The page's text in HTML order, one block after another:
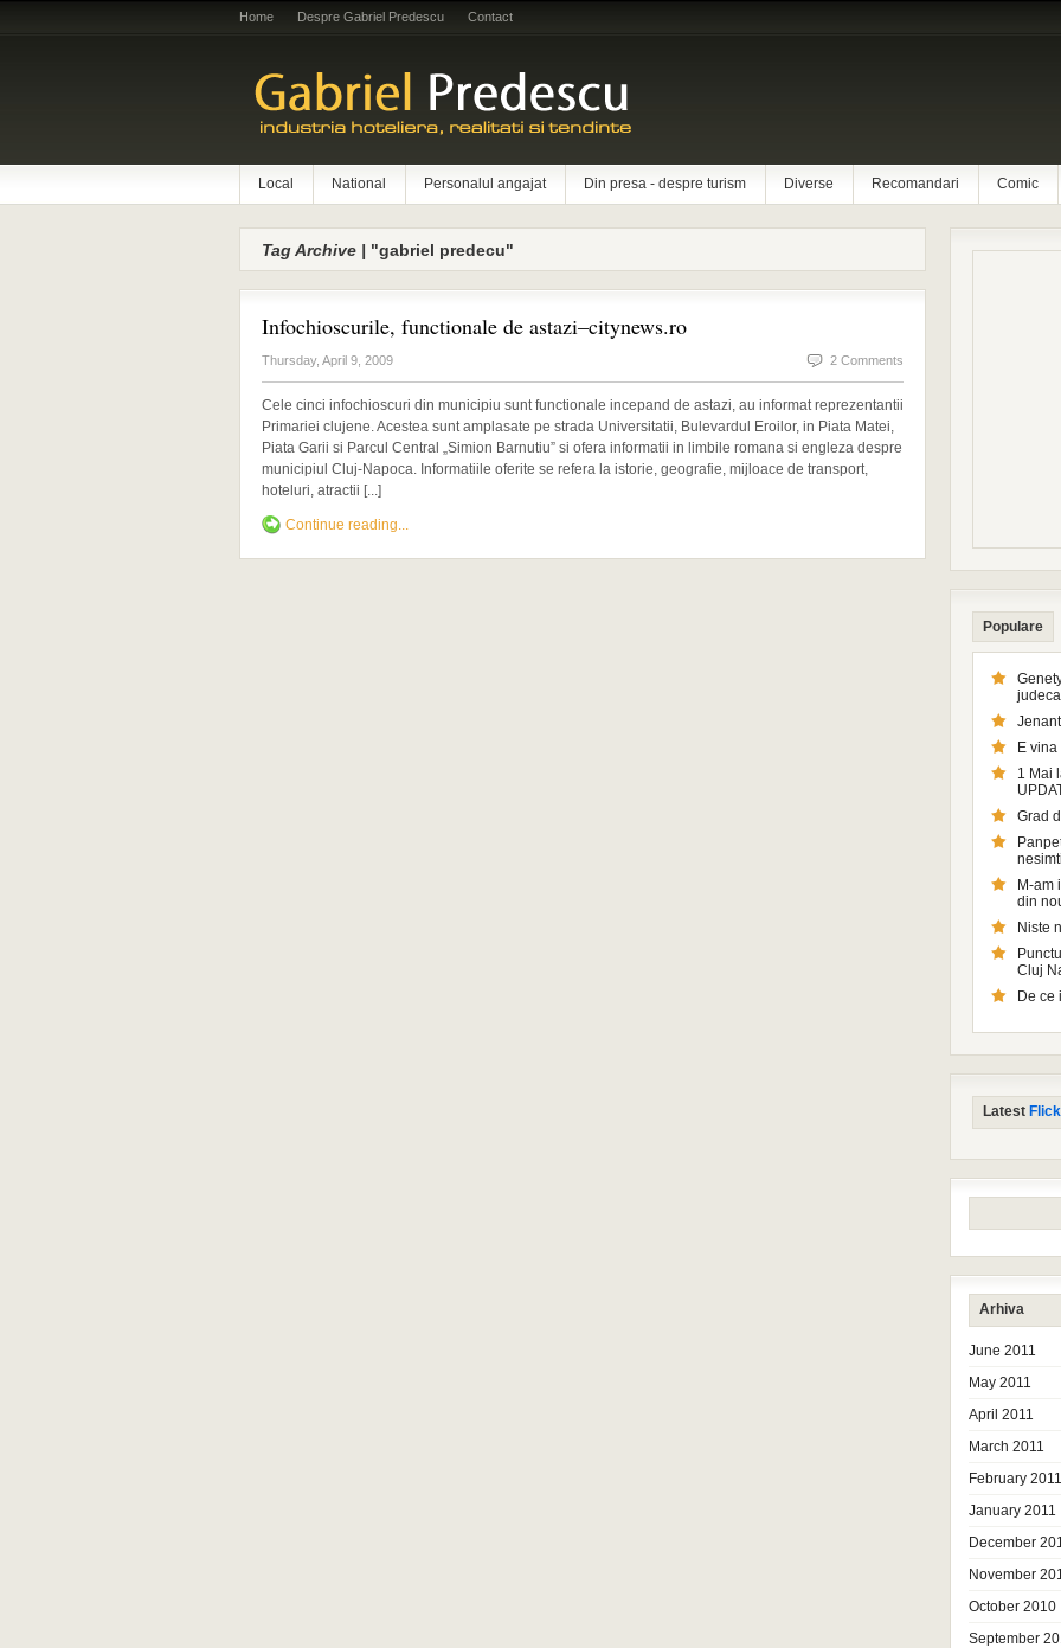
Home Despre Gabriel Predescu Contact
Local National Personalul angajat Din presa - despre turism Diverse Recomandari Comic
Tag Archive | "gabriel predecu"
Infochioscurile, functionale de astazi–citynews.ro
Thursday, April 9, 2009 2 Comments
Cele cinci infochioscuri din municipiu sunt functionale incepand de astazi, au informat reprezentantii
Primariei clujene. Acestea sunt amplasate pe strada Universitatii, Bulevardul Eroilor, in Piata Matei,
Piata Garii si Parcul Central „Simion Barnutiu” si ofera informatii in limbile romana si engleza despre
municipiul Cluj-Napoca. Informatiile oferite se refera la istorie, geografie, mijloace de transport,
hoteluri, atractii [...]
Continue reading...
Populare
E
1 Mai
Grad
M-am
din
Niste
Cluj
De ce
Latest Flick
Arhiva
June 2011
May 2011
April 2011
March 2011
February 2011
January 2011
December
November
October 2010
September